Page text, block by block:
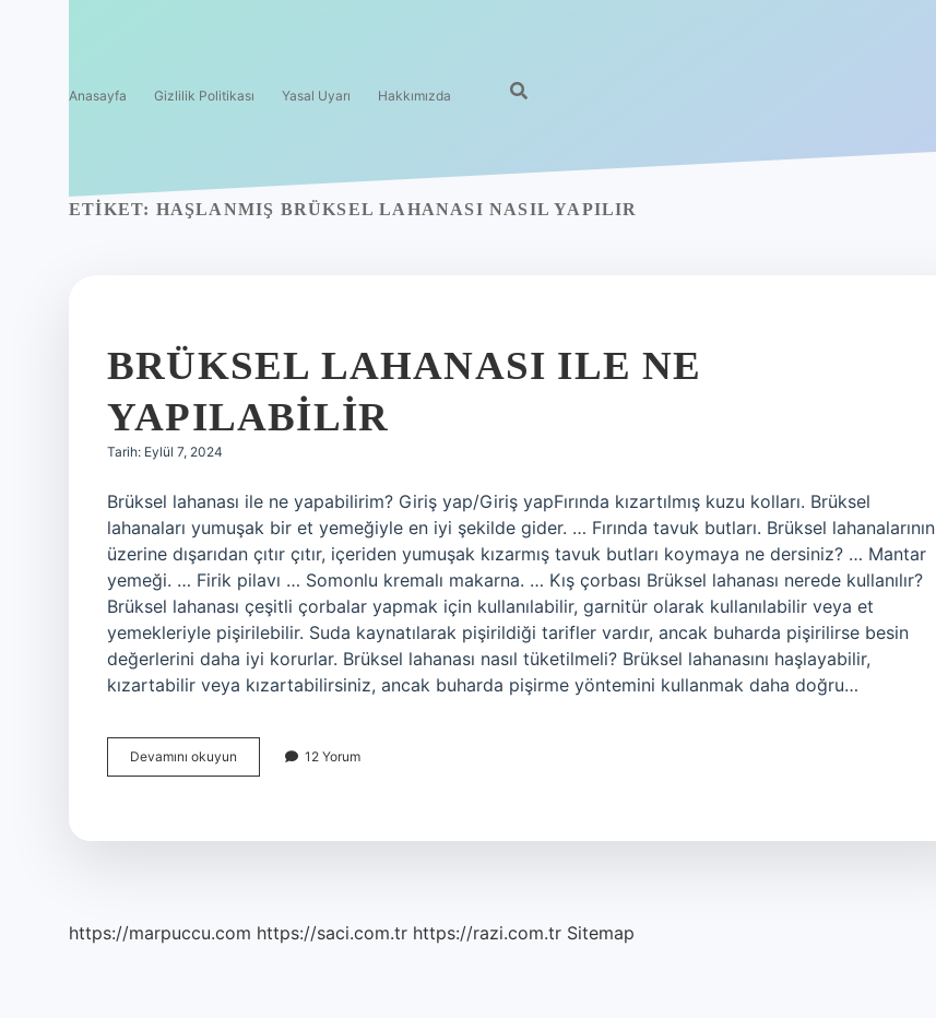
Anasayfa Gizlilik Politikası Yasal Uyarı Hakkımızda
ETIKET: HAŞLANMIŞ BRÜKSEL LAHANASI NASIL YAPILIR
BRÜKSEL LAHANASI ILE NE
YAPILABILIR
Tarih: Eylül 7, 2024
Brüksel lahanası ile ne yapabilirim? Giriş yap/Giriş yapFırında kızartılmış kuzu kolları. Brüksel
lahanaları yumuşak bir et yemeğiyle en iyi şekilde gider. … Fırında tavuk butları. Brüksel lahanalarının
üzerine dışarıdan çıtır çıtır, içeriden yumuşak kızarmış tavuk butları koymaya ne dersiniz? … Mantar
yemeği. … Firik pilavı … Somonlu kremalı makarna. … Kış çorbası Brüksel lahanası nerede kullanılır?
Brüksel lahanası çeşitli çorbalar yapmak için kullanılabilir, garnitür olarak kullanılabilir veya et
yemekleriyle pişirilebilir. Suda kaynatılarak pişirildiği tarifler vardır, ancak buharda pişirilirse besin
değerlerini daha iyi korurlar. Brüksel lahanası nasıl tüketilmeli? Brüksel lahanasını haşlayabilir,
kızartabilir veya kızartabilirsiniz, ancak buharda pişirme yöntemini kullanmak daha doğru…
Devamını okuyun
Lahanası
12 Yorum
https://marpuccu.com https://saci.com.tr https://razi.com.tr Sitemap